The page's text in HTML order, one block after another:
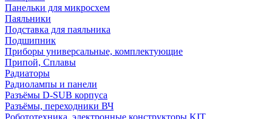
Панельки для микросхем
Паяльники
Подставка для паяльника
Подшипник
Приборы универсальные, комплектующие
Припой, Сплавы
Радиаторы
Радиолампы и панели
Разъёмы D-SUB корпуса
Разъёмы, переходники ВЧ
Робототехника, электронные конструкторы KIT